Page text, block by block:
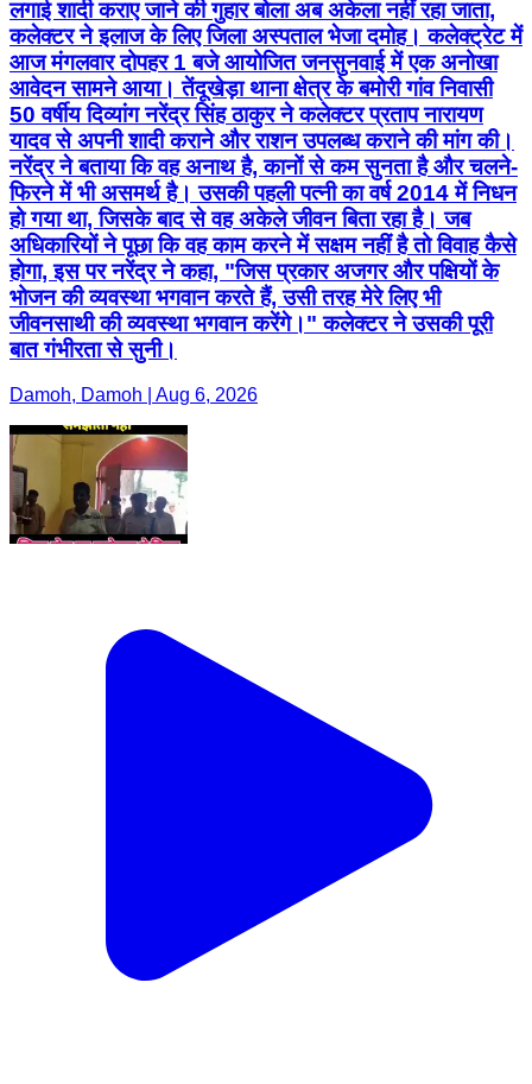
लगाई शादी कराए जाने की गुहार बोला अब अकेला नहीं रहा जाता,
कलेक्टर ने इलाज के लिए जिला अस्पताल भेजा दमोह। कलेक्ट्रेट में
आज मंगलवार दोपहर 1 बजे आयोजित जनसुनवाई में एक अनोखा
आवेदन सामने आया। तेंदूखेड़ा थाना क्षेत्र के बमोरी गांव निवासी
50 वर्षीय दिव्यांग नरेंद्र सिंह ठाकुर ने कलेक्टर प्रताप नारायण
यादव से अपनी शादी कराने और राशन उपलब्ध कराने की मांग की।
नरेंद्र ने बताया कि वह अनाथ है, कानों से कम सुनता है और चलने-
फिरने में भी असमर्थ है। उसकी पहली पत्नी का वर्ष 2014 में निधन
हो गया था, जिसके बाद से वह अकेले जीवन बिता रहा है। जब
अधिकारियों ने पूछा कि वह काम करने में सक्षम नहीं है तो विवाह कैसे
होगा, इस पर नरेंद्र ने कहा, "जिस प्रकार अजगर और पक्षियों के
भोजन की व्यवस्था भगवान करते हैं, उसी तरह मेरे लिए भी
जीवनसाथी की व्यवस्था भगवान करेंगे।" कलेक्टर ने उसकी पूरी
बात गंभीरता से सुनी।
Damoh, Damoh | Aug 6, 2026